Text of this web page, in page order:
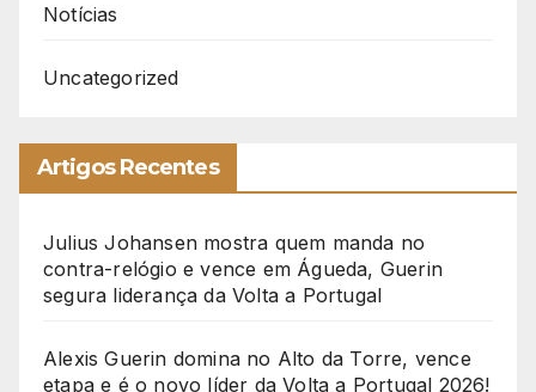
Notícias
Uncategorized
Artigos Recentes
Julius Johansen mostra quem manda no
contra-relógio e vence em Águeda, Guerin
segura liderança da Volta a Portugal
Alexis Guerin domina no Alto da Torre, vence
etapa e é o novo líder da Volta a Portugal 2026!